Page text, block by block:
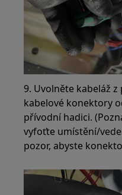
9. Uvolněte kabeláž
kabelové konektory
přívodní hadici.
vyfoťte umístění/
pozor, abyste